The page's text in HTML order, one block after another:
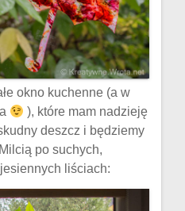
okno kuchenne (a w
), które mam nadzieję
deszcz i będziemy
po suchych,
liściach: